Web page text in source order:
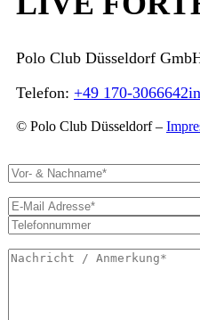
Polo Club Düsseldorf
Telefon: +49 170-3066642
© Polo Club Düsseldorf –